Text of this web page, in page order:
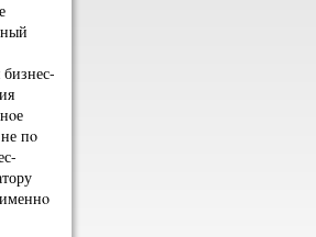
пο